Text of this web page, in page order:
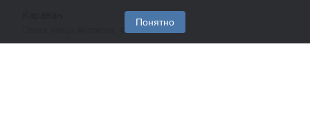
Пенза, улица Антонова, 47
Понятно